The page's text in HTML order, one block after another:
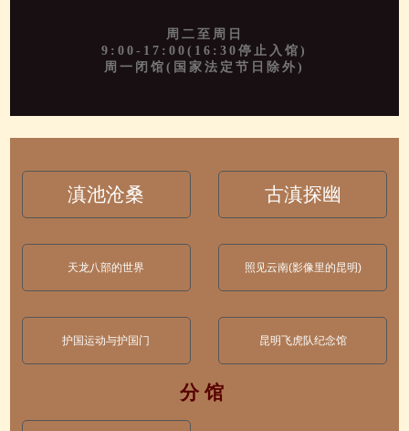
周二至周日
9:00-17:00(16:30停止入馆)
周一闭馆(国家法定节日除外)
滇池沧桑 古滇探幽
天龙八部的世界 照见云南(影像里的昆明)
护国运动与护国门 昆明飞虎队纪念馆
分 馆